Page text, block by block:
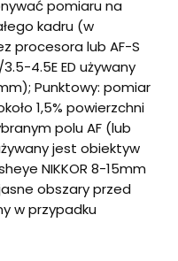
pomiaru na
kadru (w
procesora lub AF-S
4.5E ED używany
Punktowy: pomiar
1,5% powierzchni
polu AF (lub
jest obiektyw
NIKKOR 8-15mm
obszary przed
w przypadku